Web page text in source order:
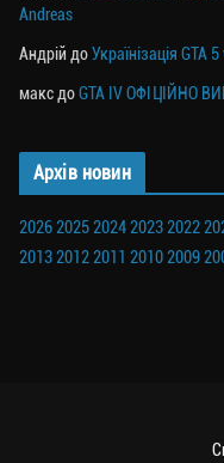
Andreas
Андрій доУкраїнізація GTA
макс доGTA IV ОФІЦІЙНО
Архів новин
20262025202420232022
201320122011 20102009